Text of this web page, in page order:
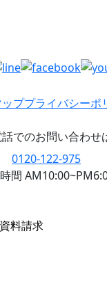
ププライバシーポ
でのお問い合わせ
0120-122-975
間
資料請求